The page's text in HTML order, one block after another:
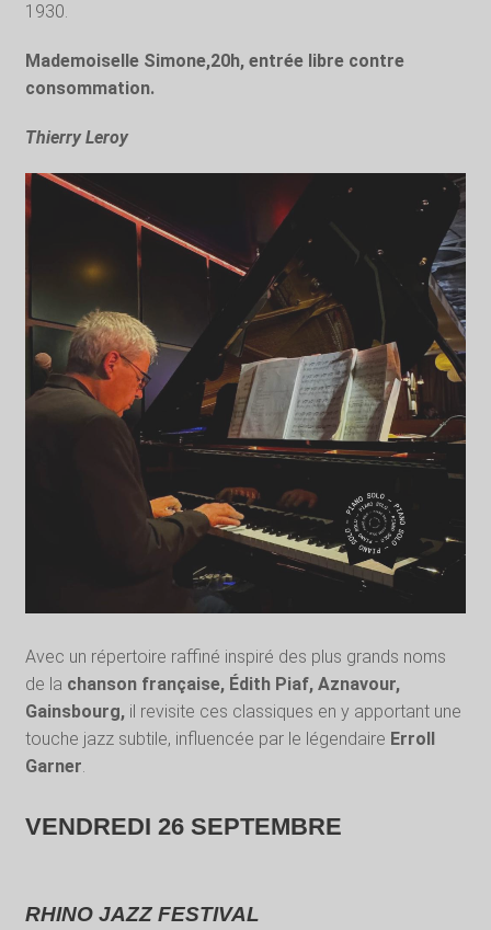
1930.
Mademoiselle Simone,20h, entrée libre contre
consommation.
Thierry Leroy
Avec un répertoire raffiné inspiré des plus grands noms
de la chanson française, Édith Piaf, Aznavour,
Gainsbourg,il revisite ces classiques en y apportant une
touche jazz subtile, influencée par le légendaire Erroll
Garner.
VENDREDI 26 SEPTEMBRE
RHINO JAZZ FESTIVAL